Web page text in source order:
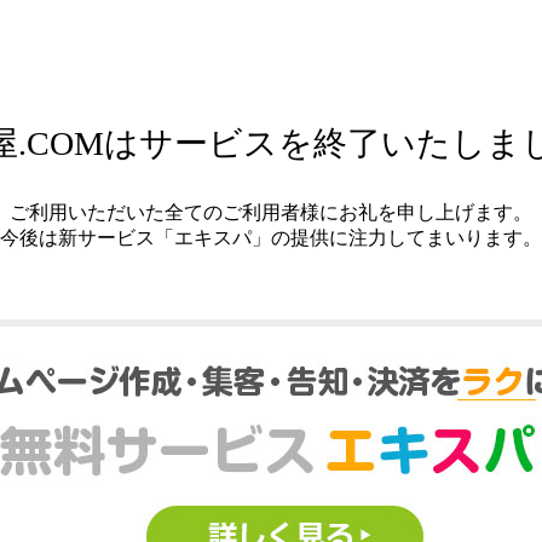
.COMはサービスを終了いたしま
ご利用いただいた全てのご利用者様にお礼を申し上げます。
今後は新サービス「エキスパ」の提供に注力してまいります。